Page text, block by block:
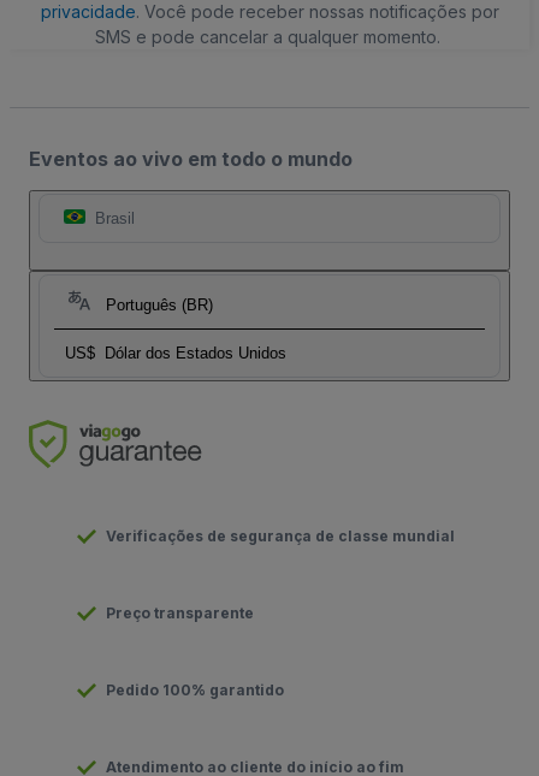
privacidade. Você pode receber nossas notificações por
SMS e pode cancelar a qualquer momento.
Eventos ao vivo em todo o mundo
Brasil
Português (BR)
US$ Dólar dos Estados Unidos
Verificações de segurança de classe mundial
Preço transparente
Pedido 100% garantido
Atendimento ao cliente do início ao fim